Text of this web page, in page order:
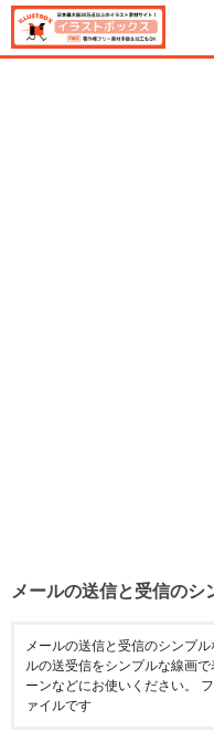
メールの送信と受信の
メールの送信と受信のシンプ
ルの送受信をシンプルな線画
ーンなどにお使いください。
ァイルです